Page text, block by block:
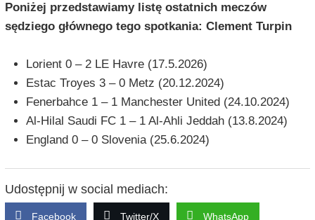
Poniżej przedstawiamy listę ostatnich meczów
sędziego głównego tego spotkania: Clement Turpin
Lorient 0 – 2 LE Havre (17.5.2026)
Estac Troyes 3 – 0 Metz (20.12.2024)
Fenerbahce 1 – 1 Manchester United (24.10.2024)
Al-Hilal Saudi FC 1 – 1 Al-Ahli Jeddah (13.8.2024)
England 0 – 0 Slovenia (25.6.2024)
Udostępnij w social mediach:
Facebook Twitter/X WhatsApp